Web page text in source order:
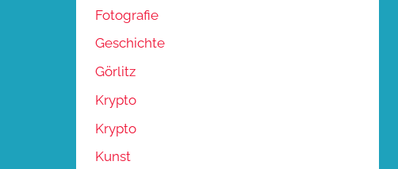
Fotografie
Geschichte
Görlitz
Krypto
Krypto
Kunst